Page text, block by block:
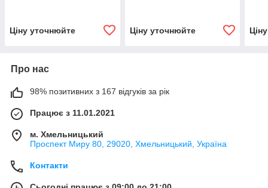
Ціну уточнюйте Ціну уточнюйте
Про нас
98% позитивних з 167 відгуків за рік
Працює з 11.01.2021
м. Хмельницький
Проспект Миру 80, 29020, Хмельницький, Україна
Контакти